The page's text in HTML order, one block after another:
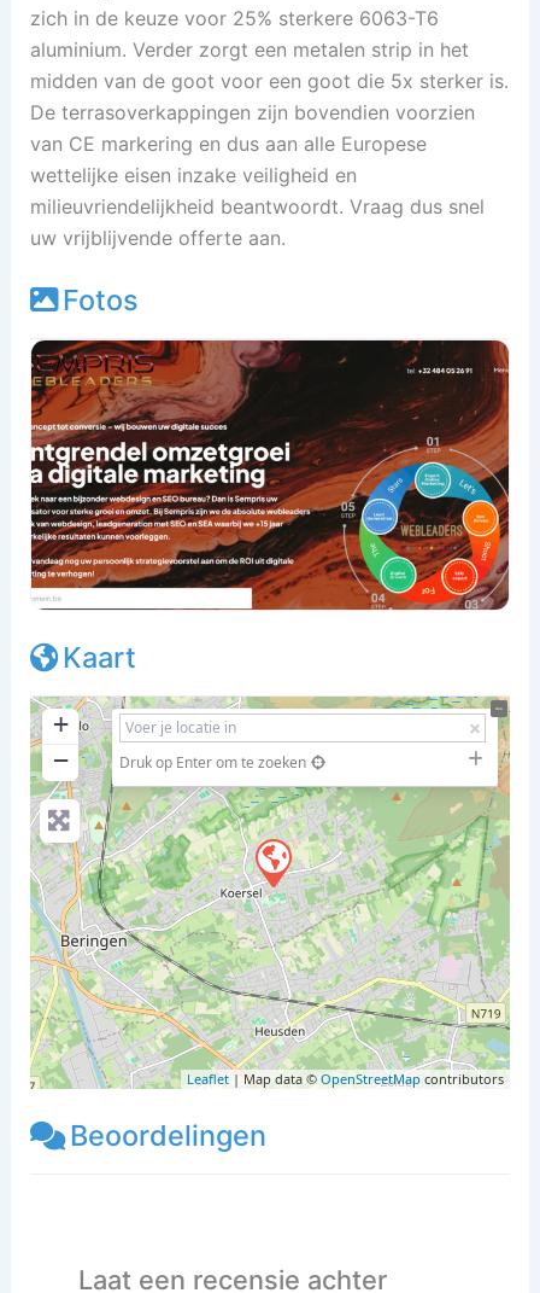
zich in de keuze voor 25% sterkere 6063-T6
aluminium. Verder zorgt een metalen strip in het
midden van de goot voor een goot die 5x sterker is.
De terrasoverkappingen zijn bovendien voorzien
van CE markering en dus aan alle Europese
wettelijke eisen inzake veiligheid en
milieuvriendelijkheid beantwoordt. Vraag dus snel
uw vrijblijvende offerte aan.
Fotos
Kaart
+
−
Druk op Enter om te zoeken
Leaflet| Map data ©OpenStreetMap contributors
Beoordelingen
Laat een recensie achter